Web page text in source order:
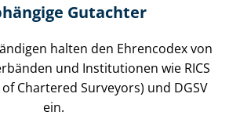
Gutachter
halten den Ehrencodex von
und Institutionen wie RICS
Chartered Surveyors) und DGSV
ein.